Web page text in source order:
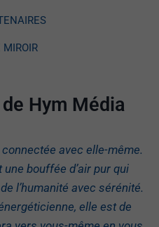
MIROIR
Hym Média
avec elle-même.
bouffée d’air pur qui
l’humanité avec sérénité.
elle est de